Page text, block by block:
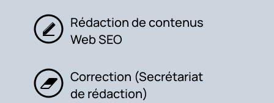
Rédaction de contenus
Web SEO
Correction (Secrétariat
de rédaction)